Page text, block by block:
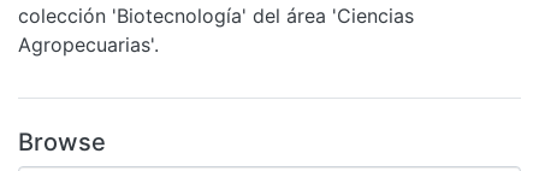
colección 'Biotecnología' del área 'Ciencias
Agropecuarias'.
Browse